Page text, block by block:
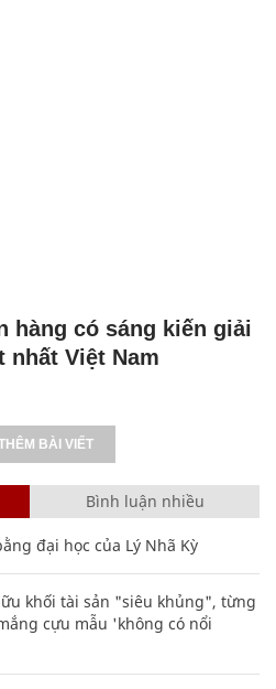
hàng có sáng kiến giải
nhất Việt Nam
BÀI VIẾT
Bình luận nhiều
đại học của Lý Nhã Kỳ
khối tài sản "siêu khủng", từng
cựu mẫu 'không có nổi